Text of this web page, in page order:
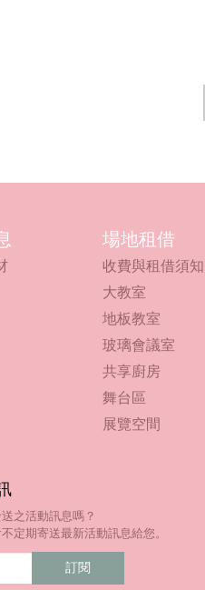
場地租借
收費與租借須知
大教室
地板教室
玻璃會議室
共享廚房
舞台區
展覽空間
之活動訊息嗎？
定期寄送最新活動訊息給您。